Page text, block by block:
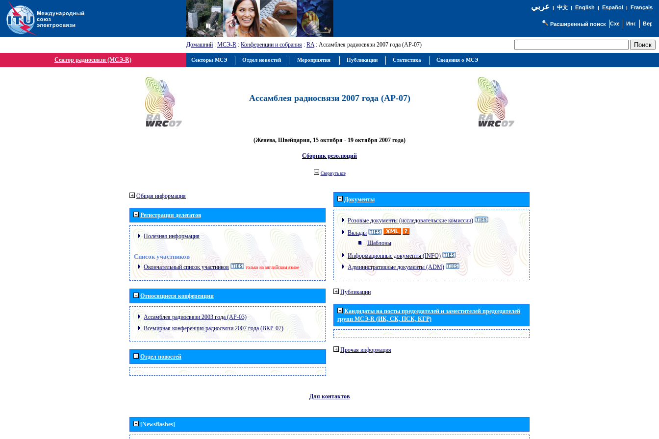
عربي| 中文| English | Español | Français
Расширенный поиск
Домашний : МСЭ-R : Конференции и собрания : RA: Ассамблея радиосвязи 2007 года (АР-07)
Сектор радиосвязи (МСЭ-R)
Ассамблея радиосвязи 2007 года (АР-07)
(Женева, Швейцария, 15 октября - 19 октября 2007 года)
Сборник резолюций
Свернуть все
Общая информация
Регистрация делегатов
Полезная информация
Список участников
Окончательный список участников только на английском языке
Относящиеся конференции
Ассамблея радиосвязи 2003 года (АР-03)
Всемирная конференция радиосвязи 2007 года (ВКР-07)
Отдел новостей
Документы
Розовые документы (исследовательские комиссии)
Вклады
Шаблоны
Информационные документы (INFO)
Административные документы (ADM)
Публикации
Кандидаты на посты председателей и заместителей председателей
групп МСЭ-R (ИК, СК, ПСК, КГР)
Прочая информация
Для контактов
[Newsflashes]
Секторы МСЭ Отдел новостей Мероприятия Публикации Статистика Сведения о МСЭ